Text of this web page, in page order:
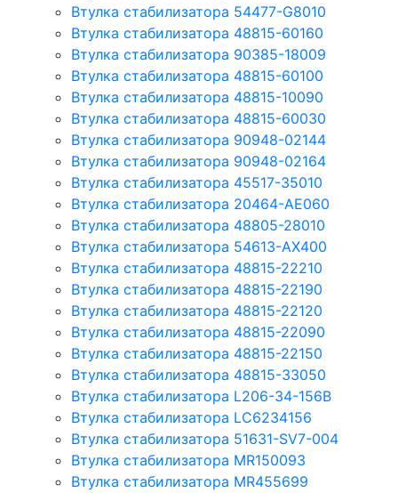
Втулка стабилизатора 54477-G8010
Втулка стабилизатора 48815-60160
Втулка стабилизатора 90385-18009
Втулка стабилизатора 48815-60100
Втулка стабилизатора 48815-10090
Втулка стабилизатора 48815-60030
Втулка стабилизатора 90948-02144
Втулка стабилизатора 90948-02164
Втулка стабилизатора 45517-35010
Втулка стабилизатора 20464-AE060
Втулка стабилизатора 48805-28010
Втулка стабилизатора 54613-AX400
Втулка стабилизатора 48815-22210
Втулка стабилизатора 48815-22190
Втулка стабилизатора 48815-22120
Втулка стабилизатора 48815-22090
Втулка стабилизатора 48815-22150
Втулка стабилизатора 48815-33050
Втулка стабилизатора L206-34-156B
Втулка стабилизатора LC6234156
Втулка стабилизатора 51631-SV7-004
Втулка стабилизатора MR150093
Втулка стабилизатора MR455699